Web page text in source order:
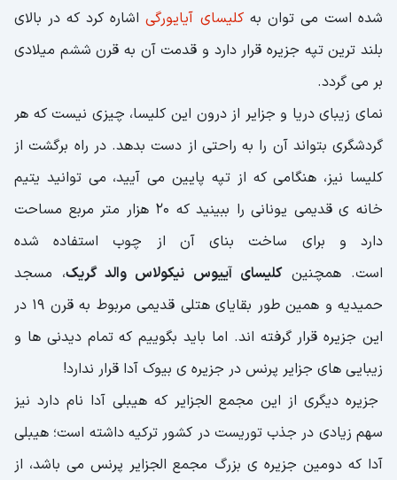
شده است می توان بهکلیسای آیایورگیاشاره کرد که در بالای
بلند ترین تپه جزیره قرار دارد و قدمت آن به قرن ششم میلادی
بر می گردد.
نمای زیبای دریا و جزایر از درون این کلیسا، چیزی نیست که هر
گردشگری بتواند آن را به راحتی از دست بدهد. در راه برگشت از
کلیسا نیز، هنگامی که از تپه پایین می آیید، می توانید یتیم
خانه ی قدیمی یونانی را ببینید که 20 هزار متر مربع مساحت
دارد و برای ساخت بنای آن از چوب استفاده شده
است. همچنینکلیسای آییوس نیکولاس والد گریک، مسجد
حمیدیه و همین طور بقایای هتلی قدیمی مربوط به قرن 19 در
این جزیره قرار گرفته اند. اما باید بگوییم که تمام دیدنی ها و
زیبایی های جزایر پرنس در جزیره ی بیوک آدا قرار ندارد!
جزیره دیگری از این مجمع الجزایر که هیبلی آدا نام دارد نیز
سهم زیادی در جذب توریست در کشور ترکیه داشته است؛ هیبلی
آدا که دومین جزیره ی بزرگ مجمع الجزایر پرنس می باشد، از